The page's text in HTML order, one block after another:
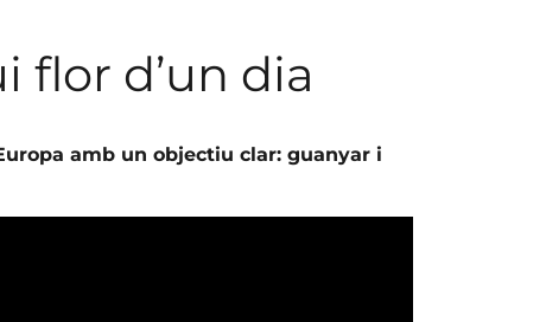
flor d’un dia
amb un objectiu clar: guanyar i